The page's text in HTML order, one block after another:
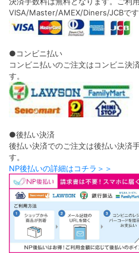
VISA/Master/AMEX/Diners/JCBです
●コンビニ払い
コンビニ払いのご注文はコンビニ決
す。
●後払い決済
後払い決済でのご注文は後払い決済
す。
NP後払いの詳細はコチラ＞＞